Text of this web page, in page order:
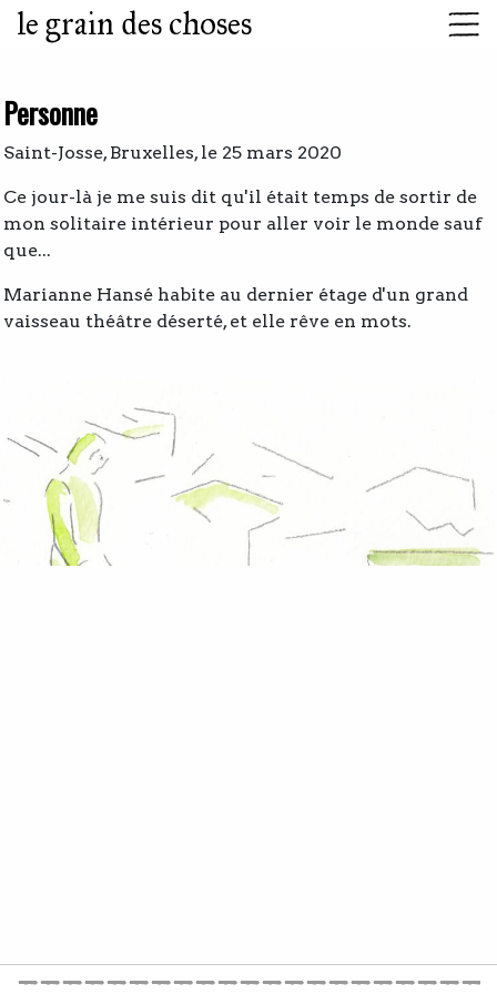
le grain des choses
Personne
Saint-Josse, Bruxelles, le 25 mars 2020
Ce jour-là je me suis dit qu'il était temps de sortir de
mon solitaire intérieur pour aller voir le monde sauf
que...
Marianne Hansé habite au dernier étage d'un grand
vaisseau théâtre déserté, et elle rêve en mots.